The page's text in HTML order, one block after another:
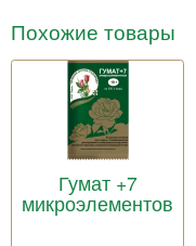
Похожие товары
Гумат +7
микроэлементов